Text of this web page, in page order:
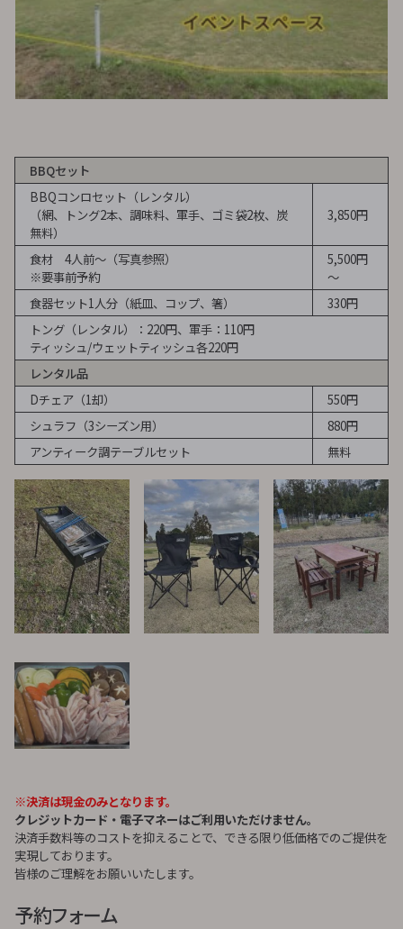
BBQセット
BBQコンロセット（レンタル）
（網、トング2本、調味料、軍手、ゴミ袋2枚、炭
無料）
3,850円
食材 4人前～（写真参照）
※要事前予約
5,500円
～
食器セット1人分（紙皿、コップ、箸）
330円
トング（レンタル）：220円、軍手：110円
ティッシュ/ウェットティッシュ各220円
レンタル品
Dチェア（1却）
550円
シュラフ（3シーズン用）
880円
アンティーク調テーブルセット
無料
※決済は現金のみとなります。
クレジットカード・電子マネーはご利用いただけません。
決済手数料等のコストを抑えることで、できる限り低価格でのご提供を
実現しております。
皆様のご理解をお願いいたします。
予約フォーム